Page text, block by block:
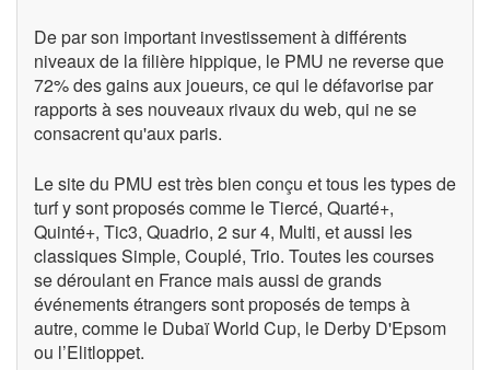
De par son important investissement à différents
niveaux de la filière hippique, le PMU ne reverse que
72% des gains aux joueurs, ce qui le défavorise par
rapports à ses nouveaux rivaux du web, qui ne se
consacrent qu'aux paris.
Le site du PMU est très bien conçu et tous les types de
turf y sont proposés comme le Tiercé, Quarté+,
Quinté+, Tic3, Quadrio, 2 sur 4, Multi, et aussi les
classiques Simple, Couplé, Trio. Toutes les courses
se déroulant en France mais aussi de grands
événements étrangers sont proposés de temps à
autre, comme le Dubaï World Cup, le Derby D'Epsom
ou l’Elitloppet.